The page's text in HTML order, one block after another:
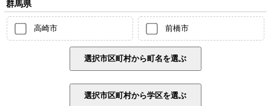
群馬県
高崎市 前橋市